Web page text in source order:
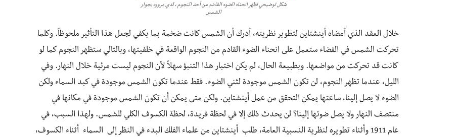
شكل توضيحي تظهر انحناء الضوء القادم من أحد النجوم ، لدي مروره بجوار
الشمس
خلال العقد الذي أمضاه أينشتاين لتطوير نظريته، أدرك أن الشمس كانت ضخمة بما يكفي لجعل هذا التأثير ملحوظاً. وكلما
تحركت الشمس في الفضاء ستعمل على انحناء الضوء القادم من النجوم الواقعة في خلفيتها، وبالتالي ستظهر النجوم كما لو
كانت قد تحركت من مواضعها. وبطبيعة الحال، لم يكن اختبار هذا التنبؤ سهلاً لأن النجوم ليست مرئية خلال النهار. وفي
الليل، عندما تظهر النجوم، لن تكون الشمس موجودة لثني الضوء. فقط عندما تكون الشمس موجودة في كبد السماء ولكن
الضوء لا يصل إلينا، ساعتها يمكن التحقق من عمل أينشتاين. ولكن متى يمكن أن تكون الشمس موجودة في مكانها في
منتصف النهار ولا يصل ضوئها إلينا؟ لن يحدث ذلك إلا في لحظة فريدة، لحظة الكسوف الكلي للشمس. ولهذا السبب، في
عام 1911 وأثناء تطويره لنظرية النسبية العامة، طلب أينشتاين من علماء الفلك البدء في النظر إلى السماء أثناء الكسوف،